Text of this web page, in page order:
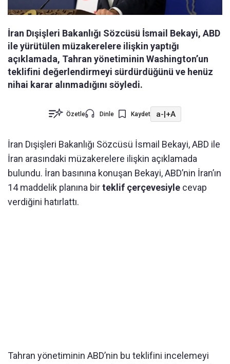
İran Dışişleri Bakanlığı Sözcüsü İsmail Bekayi, ABD
ile yürütülen müzakerelere ilişkin yaptığı
açıklamada, Tahran yönetiminin Washington’un
teklifini değerlendirmeyi sürdürdüğünü ve henüz
nihai karar alınmadığını söyledi.
Özetle Dinle Kaydet a-|+A
İran Dışişleri Bakanlığı Sözcüsü İsmail Bekayi, ABD ile
İran arasındaki müzakerelere ilişkin açıklamada
bulundu. İran basınına konuşan Bekayi, ABD’nin İran’ın
14 maddelik planına birteklif çerçevesiyle cevap
verdiğini hatırlattı.
Tahran yönetiminin ABD’nin bu teklifini incelemeyi